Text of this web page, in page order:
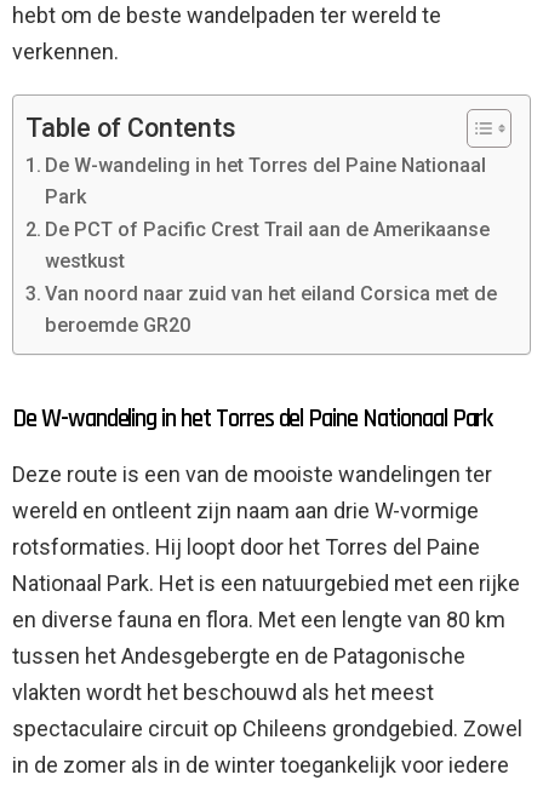
hebt om de beste wandelpaden ter wereld te
verkennen.
Table of Contents
De W-wandeling in het Torres del Paine Nationaal
Park
De PCT of Pacific Crest Trail aan de Amerikaanse
westkust
Van noord naar zuid van het eiland Corsica met de
beroemde GR20
De W-wandeling in het Torres del Paine Nationaal Park
Deze route is een van de mooiste wandelingen ter
wereld en ontleent zijn naam aan drie W-vormige
rotsformaties. Hij loopt door het Torres del Paine
Nationaal Park. Het is een natuurgebied met een rijke
en diverse fauna en flora. Met een lengte van 80 km
tussen het Andesgebergte en de Patagonische
vlakten wordt het beschouwd als het meest
spectaculaire circuit op Chileens grondgebied. Zowel
in de zomer als in de winter toegankelijk voor iedere